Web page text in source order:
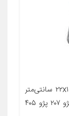
معرفی محصول جزئیات محصول ابعاد ۲۲x۱۲x۵ سانتی‌متر
جنس ویسکوز مناسب برای خودرو پژو ۲۰۶ پژو ۲۰۷ پژو ۴۰۵